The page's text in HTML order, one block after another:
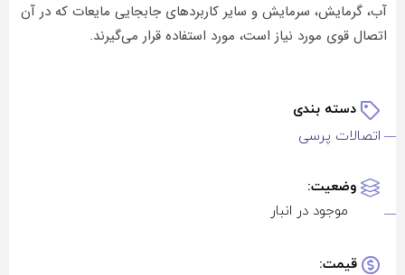
آب، گرمایش، سرمایش و سایر کاربردهای جابجایی مایعات که در آن
اتصال قوی مورد نیاز است، مورد استفاده قرار می‌گیرند.
دسته بندی‌
اتصالات پرسی
وضعیت:
موجود در انبار
قیمت: